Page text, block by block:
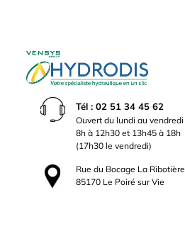
Tél : 02 51 34 45 62
Ouvert du lundi au vendredi
8h à 12h30 et 13h45 à 18h
(17h30 le vendredi)
Rue du Bocage La Ribotière
85170 Le Poiré sur Vie